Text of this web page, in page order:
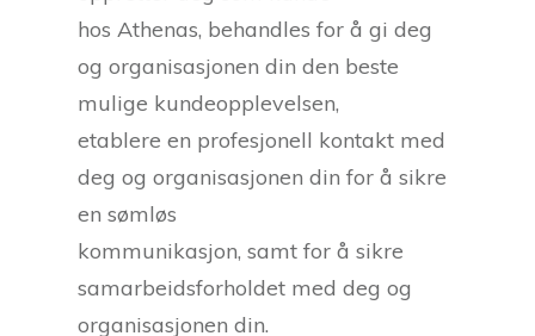
hos Athenas, behandles for å gi deg
og organisasjonen din den beste
mulige kundeopplevelsen,
etablere en profesjonell kontakt med
deg og organisasjonen din for å sikre
en sømløs
kommunikasjon, samt for å sikre
samarbeidsforholdet med deg og
organisasjonen din.